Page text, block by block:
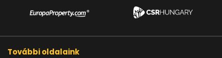
További oldalaink